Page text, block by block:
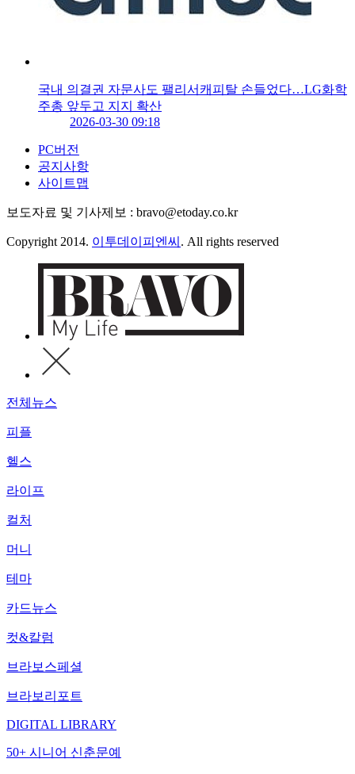
국내 의결권 자문사도 팰리서캐피탈 손들었다…LG화학
주총 앞두고 지지 확산
2026-03-30 09:18
PC버전
공지사항
사이트맵
보도자료 및 기사제보 : bravo@etoday.co.kr
Copyright 2014. 이투데이피엔씨 . All rights reserved
전체뉴스
피플
헬스
라이프
컬처
머니
테마
카드뉴스
컷&칼럼
브라보스페셜
브라보리포트
DIGITAL LIBRARY
50+ 시니어 신춘문예